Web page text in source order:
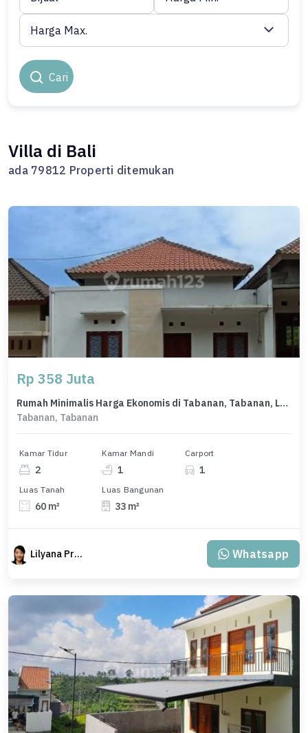
Cari
Harga Max.
Villa di Bali
ada 79812 Properti ditemukan
Rp 358 Juta
Rumah Minimalis Harga Ekonomis di Tabanan, Tabanan, LB 33m²
Tabanan, Tabanan
Kamar Tidur
2
Kamar Mandi
1
Carport
1
Luas Tanah
60 m²
Luas Bangunan
33 m²
Lilyana Property Whatsapp